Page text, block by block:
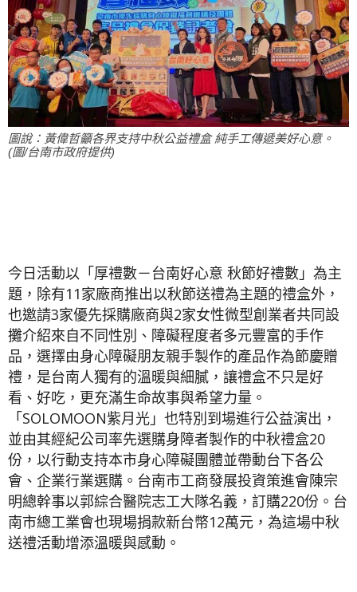
圖說：黃偉哲籲各界支持中秋公益禮盒 純手工傳遞美好心意。
(圖/台南市政府提供)
今日活動以「厚禮數－台南好心意 秋節好禮數」為主
題，除有11家廠商推出以秋節送禮為主題的禮盒外，
也邀請3家優先採購廠商與2家女性微型創業者共同設
攤介紹來自不同性別、障礙程度者多元豐富的手作
品，選擇由身心障礙朋友親手製作的產品作為節慶贈
禮，是台南人獨有的溫暖與細膩，讓禮盒不只是好
看、好吃，更充滿生命故事與希望力量。
「SOLOMOON紫月光」也特別到場進行公益演出，
並由其經紀公司率先選購身障者製作的中秋禮盒20
份，以行動支持本市身心障礙團體並帶動台下各公
會、企業行業選購。台南市工商發展投資策進會陳宗
明總幹事以郭綜合醫院志工大隊名義，訂購220份。台
南市總工業會也現場捐款新台幣12萬元，為這場中秋
送禮活動增添溫暖與感動。